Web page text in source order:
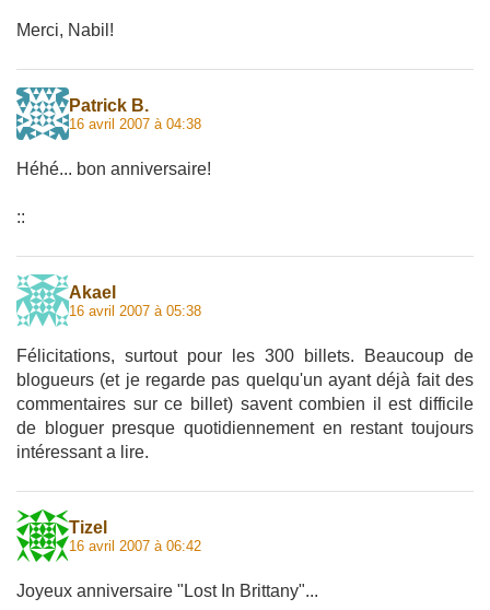
Merci, Nabil!
Patrick B.
16 avril 2007 à 04:38
Héhé... bon anniversaire!
::
Akael
16 avril 2007 à 05:38
Félicitations, surtout pour les 300 billets. Beaucoup de
blogueurs (et je regarde pas quelqu'un ayant déjà fait des
commentaires sur ce billet) savent combien il est difficile
de bloguer presque quotidiennement en restant toujours
intéressant a lire.
Tizel
16 avril 2007 à 06:42
Joyeux anniversaire "Lost In Brittany"...